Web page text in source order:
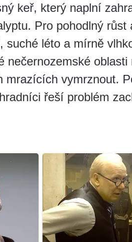
keř, který naplní
Pro pohodlný růst
suché léto a mírně
nečernozemské oblasti
mrazících vymrznout.
řeší problém